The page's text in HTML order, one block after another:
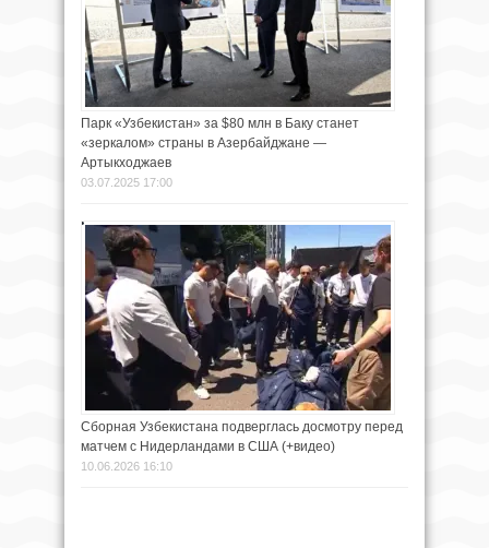
Парк «Узбекистан» за $80 млн в Баку станет
«зеркалом» страны в Азербайджане —
Артыкходжаев
03.07.2025 17:00
Сборная Узбекистана подверглась досмотру перед
матчем с Нидерландами в США (+видео)
10.06.2026 16:10